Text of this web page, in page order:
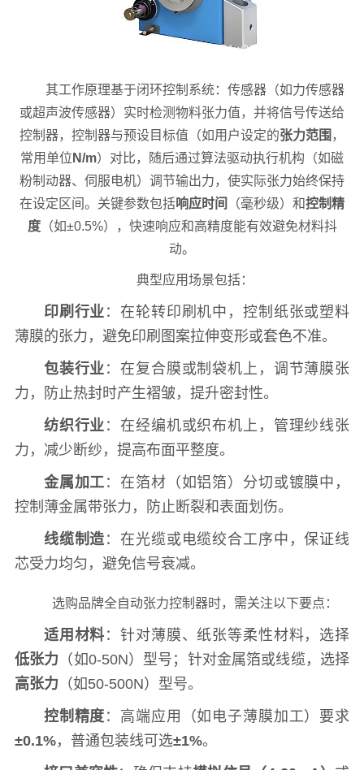
其工作原理基于闭环控制系统：传感器（如力传感器
或超声波传感器）实时检测物料张力值，并将信号传送给
控制器，控制器与预设目标值（如用户设定的张力范围 ，
常用单位 N/m）对比，随后通过算法驱动执行机构（如磁
粉制动器、伺服电机）调节输出力，使实际张力始终保持
在设定区间。关键参数包括响应时间 （毫秒级）和控制精
度（如±0.5%），快速响应和高精度能有效避免材料抖
动。
典型应用场景包括：
印刷行业 ：在轮转印刷机中，控制纸张或塑料
薄膜的张力，避免印刷图案拉伸变形或套色不准。
包装行业 ：在复合膜或制袋机上，调节薄膜张
力，防止热封时产生褶皱，提升密封性。
纺织行业 ：在经编机或织布机上，管理纱线张
力，减少断纱，提高布面平整度。
金属加工 ：在箔材（如铝箔）分切或镀膜中，
控制薄金属带张力，防止断裂和表面划伤。
线缆制造：在光缆或电缆绞合工序中，保证线
芯受力均匀，避免信号衰减。
选购品牌全自动张力控制器时，需关注以下要点：
适用材料 ：针对薄膜、纸张等柔性材料，选择
低张力 （如0-50N）型号；针对金属箔或线缆，选择
高张力 （如50-500N）型号。
控制精度 ：高端应用（如电子薄膜加工）要求
±0.1%，普通包装线可选±1%。